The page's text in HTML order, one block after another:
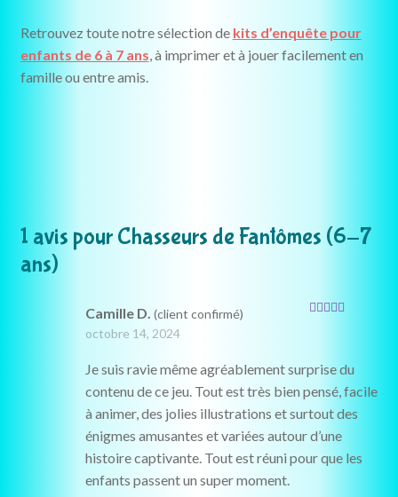
Retrouvez toute notre sélection de kits d’enquête pour
enfants de 6 à 7 ans, à imprimer et à jouer facilement en
famille ou entre amis.
1 avis pour Chasseurs de Fantômes (6-7
ans)
Camille D. (client confirmé)
octobre 14, 2024
Je suis ravie même agréablement surprise du
contenu de ce jeu. Tout est très bien pensé, facile
à animer, des jolies illustrations et surtout des
énigmes amusantes et variées autour d’une
histoire captivante. Tout est réuni pour que les
enfants passent un super moment.